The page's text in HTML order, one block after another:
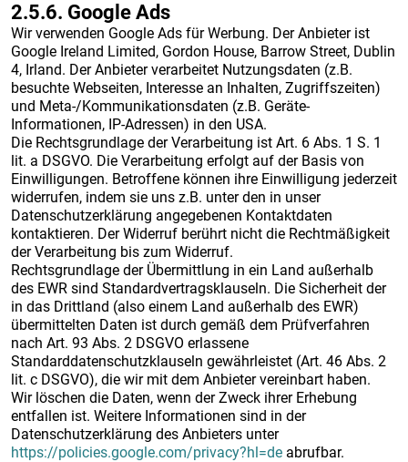
2.5.6. ​Google Ads​
Wir verwenden Google Ads für Werbung. Der Anbieter ist
Google Ireland Limited, Gordon House, Barrow Street, Dublin
4, Irland. Der Anbieter verarbeitet Nutzungsdaten (z.B.
besuchte Webseiten, Interesse an Inhalten, Zugriffszeiten)
und Meta-/Kommunikationsdaten (z.B. Geräte-
Informationen, IP-Adressen) in den USA.
Die Rechtsgrundlage der Verarbeitung ist Art. 6 Abs. 1 S. 1
lit. a DSGVO. Die Verarbeitung erfolgt auf der Basis von
Einwilligungen. Betroffene können ihre Einwilligung jederzeit
widerrufen, indem sie uns z.B. unter den in unser
Datenschutzerklärung angegebenen Kontaktdaten
kontaktieren. Der Widerruf berührt nicht die Rechtmäßigkeit
der Verarbeitung bis zum Widerruf.
Rechtsgrundlage der Übermittlung in ein Land außerhalb
des EWR sind Standardvertragsklauseln. Die Sicherheit der
in das Drittland (also einem Land außerhalb des EWR)
übermittelten Daten ist durch gemäß dem Prüfverfahren
nach Art. 93 Abs. 2 DSGVO erlassene
Standarddatenschutzklauseln gewährleistet (Art. 46 Abs. 2
lit. c DSGVO), die wir mit dem Anbieter vereinbart haben.
Wir löschen die Daten, wenn der Zweck ihrer Erhebung
entfallen ist. Weitere Informationen sind in der
Datenschutzerklärung des Anbieters unter
https://policies.google.com/privacy?hl=de abrufbar.